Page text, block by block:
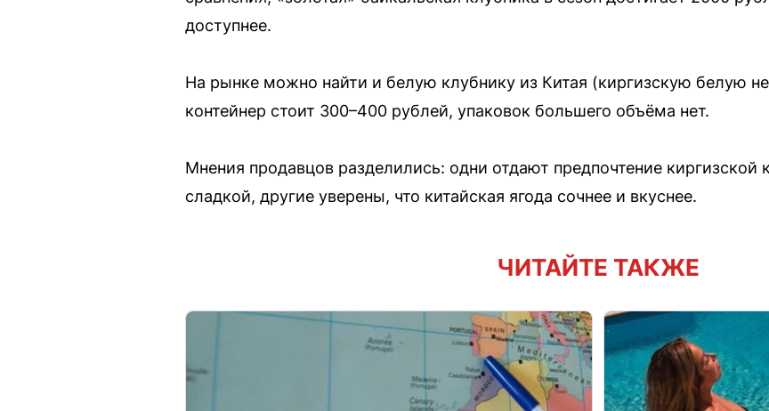
доступнее.
На рынке можно найти и белую клубнику из Китая (киргизскую белую
контейнер стоит 300–400 рублей, упаковок большего объёма нет.
Мнения продавцов разделились: одни отдают предпочтение киргизской
сладкой, другие уверены, что китайская ягода сочнее и вкуснее.
ЧИТАЙТЕ ТАКЖЕ